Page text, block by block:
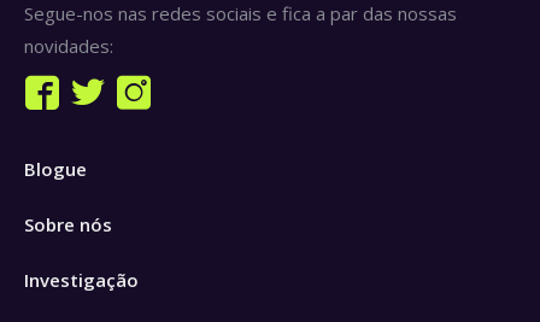
Segue-nos nas redes sociais e fica a par das nossas
novidades:
Find us on:
Facebook
opens
new
Twitter
new
Instagram
Blogue
Sobre nós
Investigação